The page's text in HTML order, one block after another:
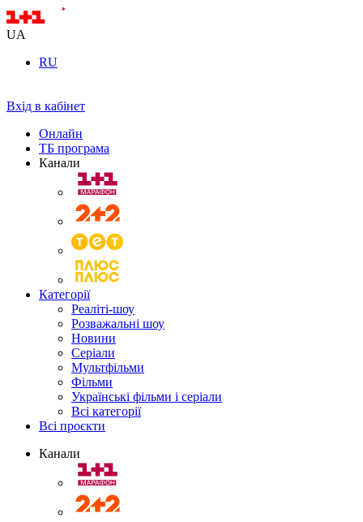
UA
RU
Вхід в кабінет
Онлайн
ТБ програма
Канали
Категорії
Реаліті-шоу
Розважальні шоу
Новини
Серіали
Мультфільми
Фільми
Українські фільми і серіали
Всі категорії
Всі проєкти
Канали